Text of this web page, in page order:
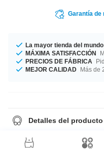
Garantía de
La mayor tienda del mundo
MÁXIMA SATISFACCIÓN
PRECIOS DE FÁBRICA
MEJOR CALIDAD Más de
Detalles del producto
fácilmente.